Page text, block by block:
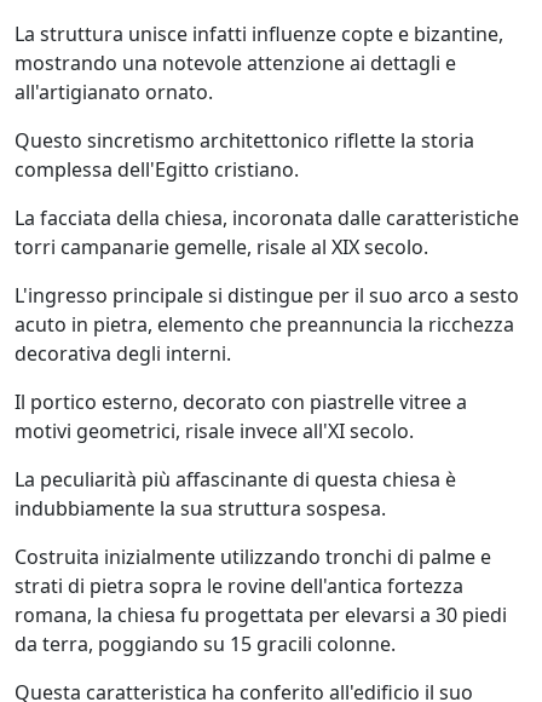
La struttura unisce infatti influenze copte e bizantine,
mostrando una notevole attenzione ai dettagli e
all'artigianato ornato.
Questo sincretismo architettonico riflette la storia
complessa dell'Egitto cristiano.
La facciata della chiesa, incoronata dalle caratteristiche
torri campanarie gemelle, risale al XIX secolo.
L'ingresso principale si distingue per il suo arco a sesto
acuto in pietra, elemento che preannuncia la ricchezza
decorativa degli interni.
Il portico esterno, decorato con piastrelle vitree a
motivi geometrici, risale invece all'XI secolo.
La peculiarità più affascinante di questa chiesa è
indubbiamente la sua struttura sospesa.
Costruita inizialmente utilizzando tronchi di palme e
strati di pietra sopra le rovine dell'antica fortezza
romana, la chiesa fu progettata per elevarsi a 30 piedi
da terra, poggiando su 15 gracili colonne.
Questa caratteristica ha conferito all'edificio il suo